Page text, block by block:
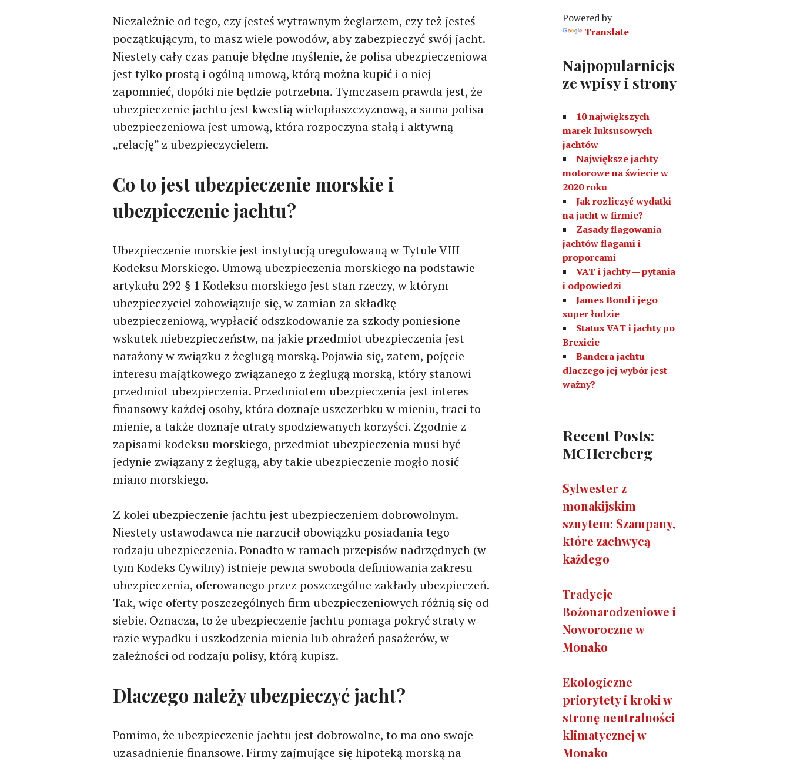
Niezależnie od tego, czy jesteś wytrawnym żeglarzem, czy też jesteś
początkującym, to masz wiele powodów, aby zabezpieczyć swój jacht.
Niestety cały czas panuje błędne myślenie, że polisa ubezpieczeniowa
jest tylko prostą i ogólną umową, którą można kupić i o niej
zapomnieć, dopóki nie będzie potrzebna. Tymczasem prawda jest, że
ubezpieczenie jachtu jest kwestią wielopłaszczyznową, a sama polisa
ubezpieczeniowa jest umową, która rozpoczyna stałą i aktywną
„relację” z ubezpieczycielem.
Co to jest ubezpieczenie morskie i
ubezpieczenie jachtu?
Ubezpieczenie morskie jest instytucją uregulowaną w Tytule VIII
Kodeksu Morskiego. Umową ubezpieczenia morskiego na podstawie
artykułu 292 § 1 Kodeksu morskiego jest stan rzeczy, w którym
ubezpieczyciel zobowiązuje się, w zamian za składkę
ubezpieczeniową, wypłacić odszkodowanie za szkody poniesione
wskutek niebezpieczeństw, na jakie przedmiot ubezpieczenia jest
narażony w związku z żeglugą morską. Pojawia się, zatem, pojęcie
interesu majątkowego związanego z żeglugą morską, który stanowi
przedmiot ubezpieczenia. Przedmiotem ubezpieczenia jest interes
finansowy każdej osoby, która doznaje uszczerbku w mieniu, traci to
mienie, a także doznaje utraty spodziewanych korzyści. Zgodnie z
zapisami kodeksu morskiego, przedmiot ubezpieczenia musi być
jedynie związany z żeglugą, aby takie ubezpieczenie mogło nosić
miano morskiego.
Z kolei ubezpieczenie jachtu jest ubezpieczeniem dobrowolnym.
Niestety ustawodawca nie narzucił obowiązku posiadania tego
rodzaju ubezpieczenia. Ponadto w ramach przepisów nadrzędnych (w
tym Kodeks Cywilny) istnieje pewna swoboda definiowania zakresu
ubezpieczenia, oferowanego przez poszczególne zakłady ubezpieczeń.
Tak, więc oferty poszczególnych firm ubezpieczeniowych różnią się od
siebie. Oznacza, to że ubezpieczenie jachtu pomaga pokryć straty w
razie wypadku i uszkodzenia mienia lub obrażeń pasażerów, w
zależności od rodzaju polisy, którą kupisz.
Dlaczego należy ubezpieczyć jacht?
Pomimo, że ubezpieczenie jachtu jest dobrowolne, to ma ono swoje
uzasadnienie finansowe. Firmy zajmujące się hipoteką morską na
a
Powered by
Translate
Najpopularniejs
ze wpisy i strony
10 największych
marek luksusowych
jachtów
Największe jachty
motorowe na świecie w
2020 roku
Jak rozliczyć wydatki
na jacht w firmie?
Zasady flagowania
jachtów flagami i
proporcami
VAT i jachty — pytania
i odpowiedzi
James Bond i jego
super łodzie
Status VAT i jachty po
Brexicie
Bandera jachtu -
dlaczego jej wybór jest
ważny?
Recent Posts:
MCHercberg
Sylwester z
monakijskim
sznytem: Szampany,
które zachwycą
każdego
Tradycje
Bożonarodzeniowe i
Noworoczne w
Monako
Ekologiczne
priorytety i kroki w
stronę neutralności
klimatycznej w
Monako